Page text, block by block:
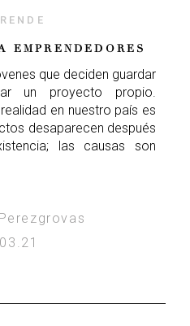
EMPRENDEDORES
que deciden guardar
un proyecto propio.
en nuestro país es
desaparecen después
las causas son